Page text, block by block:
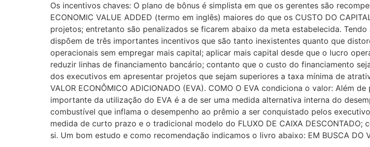
Os incentivos chaves: O plano de bônus é simplista em que os gerentes são
ECONOMIC VALUE ADDED (termo em inglês) maiores do que os CUSTO DO
projetos; entretanto são penalizados se ficarem abaixo da meta estabelecida.
dispõem de três importantes incentivos que são tanto inexistentes quanto que
operacionais sem empregar mais capital; aplicar mais capital desde que o lucro
reduzir linhas de financiamento bancário; contanto que o custo do financiamento
dos executivos em apresentar projetos que sejam superiores a taxa mínima de
VALOR ECONÔMICO ADICIONADO (EVA). COMO O EVA condiciona o valor: Além
importante da utilização do EVA é a de ser uma medida alternativa interna do
combustível que inflama o desempenho ao prêmio a ser conquistado pelos
medida de curto prazo e o tradicional modelo do FLUXO DE CAIXA
si. Um bom estudo e como recomendação indicamos o livro abaixo: EM BUSCA DO